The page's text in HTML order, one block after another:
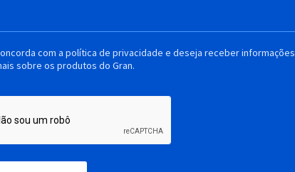
com a política de privacidade e deseja receber informações
sobre os produtos do Gran.